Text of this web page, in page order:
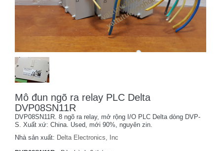
Mô đun ngõ ra relay PLC Delta
DVP08SN11R
DVP08SN11R. 8 ngõ ra relay, mở rộng I/O PLC Delta dòng DVP-
S. Xuất xứ: China. Used, mới 90%, nguyên zin.
Nhà sản xuất: Delta Electronics, Inc